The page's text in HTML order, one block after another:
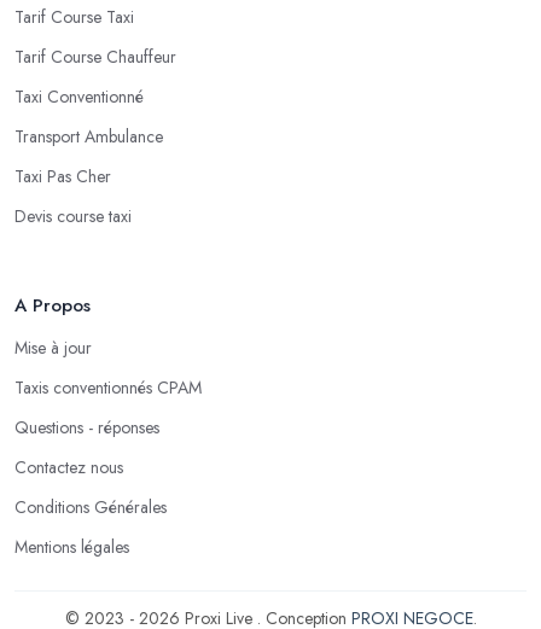
Tarif Course Taxi
Tarif Course Chauffeur
Taxi Conventionné
Transport Ambulance
Taxi Pas Cher
Devis course taxi
A Propos
Mise à jour
Taxis conventionnés CPAM
Questions - réponses
Contactez nous
Conditions Générales
Mentions légales
© 2023 - 2026 Proxi Live . Conception PROXI NEGOCE.